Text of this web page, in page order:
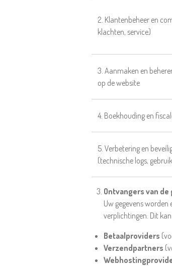
2. Klantenbeheer en
klachten, service)
3. Aanmaken en
op de website
4. Boekhouding en
5. Verbetering en
(technische logs,
Ontvangers van de
Uw gegevens
verplichtingen. Dit
Betaalproviders
Verzendpartners